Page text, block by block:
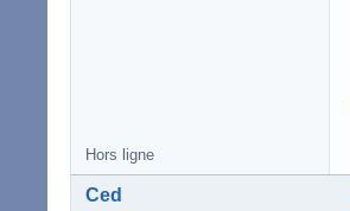
Hors ligne
Ced